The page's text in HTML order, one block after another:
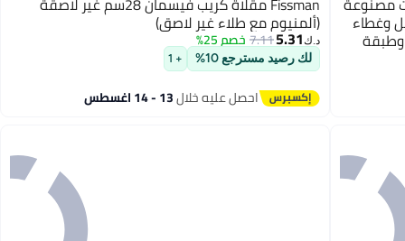
وغطاء (ألمنيوم مع طلاء غير لاصق)
د.ك‏5.31
7.11خصم 25%
لك رصيد مسترجع 10% + 1
احصل عليه خلال13 - 14 اغسطس